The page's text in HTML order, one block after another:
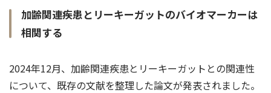
加齢関連疾患とリーキーガットのバイオマーカーは
相関する
2024年12月、加齢関連疾患とリーキーガットとの関連性
について、既存の文献を整理した論文が発表されました。